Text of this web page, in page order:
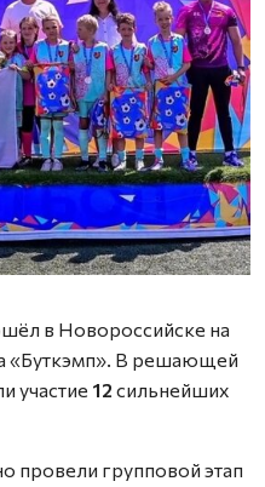
в Новороссийске на
«Буткэмп». В решающей
участие 12 сильнейших
провели групповой этап